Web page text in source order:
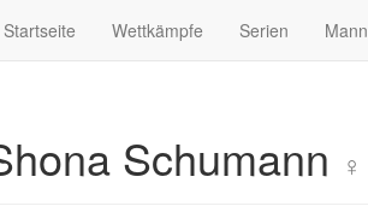
Startseite Wettkämpfe Serien
Schumann ♀